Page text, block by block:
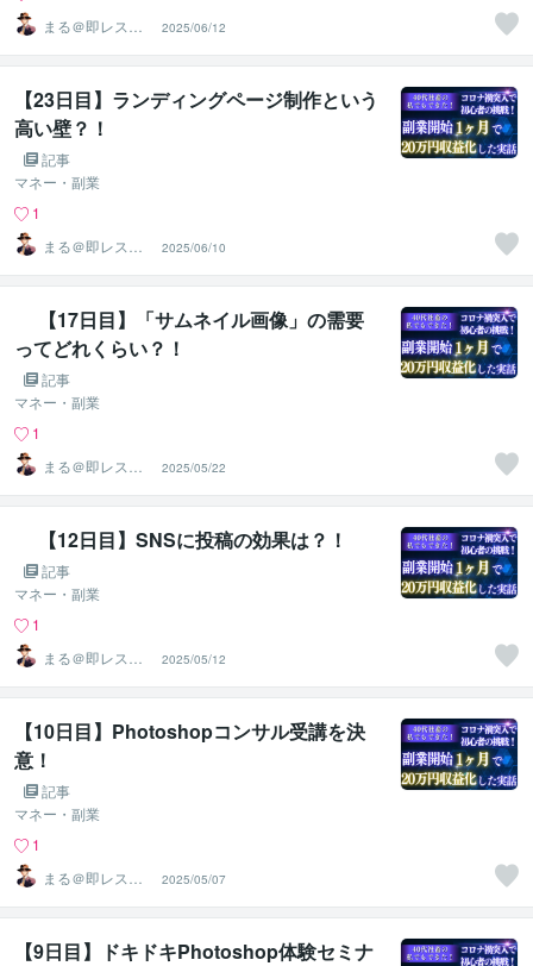
まる＠即レス＆
スピード対応
2025/06/12
【23日目】ランディングページ制作という
高い壁？！
記事
マネー・副業
1
まる＠即レス＆
スピード対応
2025/06/10
【17日目】「サムネイル画像」の需要
ってどれくらい？！
記事
マネー・副業
1
まる＠即レス＆
スピード対応
2025/05/22
【12日目】SNSに投稿の効果は？！
記事
マネー・副業
1
まる＠即レス＆
スピード対応
2025/05/12
【10日目】Photoshopコンサル受講を決
意！
記事
マネー・副業
1
まる＠即レス＆
スピード対応
2025/05/07
【9日目】ドキドキPhotoshop体験セミナ